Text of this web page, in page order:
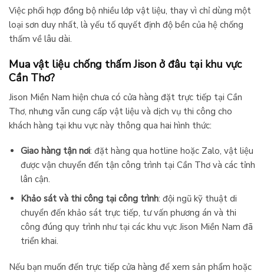
Việc phối hợp đồng bộ nhiều lớp vật liệu, thay vì chỉ dùng một
loại sơn duy nhất, là yếu tố quyết định độ bền của hệ chống
thấm về lâu dài.
Mua vật liệu chống thấm Jison ở đâu tại khu vực
Cần Thơ?
Jison Miền Nam hiện chưa có cửa hàng đặt trực tiếp tại Cần
Thơ, nhưng vẫn cung cấp vật liệu và dịch vụ thi công cho
khách hàng tại khu vực này thông qua hai hình thức:
Giao hàng tận nơi: đặt hàng qua hotline hoặc Zalo, vật liệu
được vận chuyển đến tận công trình tại Cần Thơ và các tỉnh
lân cận.
Khảo sát và thi công tại công trình: đội ngũ kỹ thuật di
chuyển đến khảo sát trực tiếp, tư vấn phương án và thi
công đúng quy trình như tại các khu vực Jison Miền Nam đã
triển khai.
Nếu bạn muốn đến trực tiếp cửa hàng để xem sản phẩm hoặc